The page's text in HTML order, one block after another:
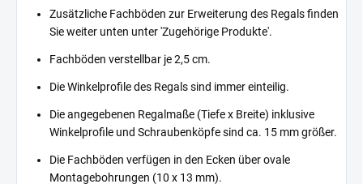
Zusätzliche Fachböden zur Erweiterung des Regals finden
Sie weiter unten unter 'Zugehörige Produkte'.
Fachböden verstellbar je 2,5 cm.
Die Winkelprofile des Regals sind immer einteilig.
Die angegebenen Regalmaße (Tiefe x Breite) inklusive
Winkelprofile und Schraubenköpfe sind ca. 15 mm größer.
Die Fachböden verfügen in den Ecken über ovale
Montagebohrungen (10 x 13 mm).